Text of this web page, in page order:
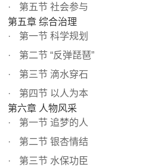
第五节 社会参与
第五章 综合治理
第一节 科学规划
第二节 “反弹琵琶”
第三节 滴水穿石
第四节 以人为本
第六章 人物风采
第一节 追梦的人
第二节 银杏情结
第三节 水保功臣